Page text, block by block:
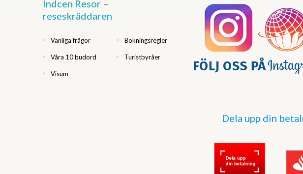
Indcen Resor –
reseskräddaren
Vanliga frågor Bokningsregler
Våra 10 budord Turistbyråer
Visum
Dela upp din